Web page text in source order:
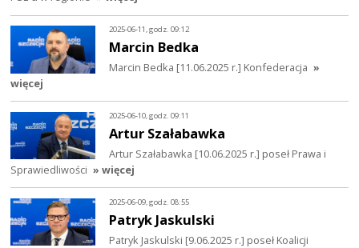
2025-06-11, godz. 09:12
Marcin Bedka
Marcin Bedka [11.06.2025 r.] Konfederacja »
więcej
2025-06-10, godz. 09:11
Artur Szałabawka
Artur Szałabawka [10.06.2025 r.] poseł Prawa i
Sprawiedliwości » więcej
2025-06-09, godz. 08:55
Patryk Jaskulski
Patryk Jaskulski [9.06.2025 r.] poseł Koalicji